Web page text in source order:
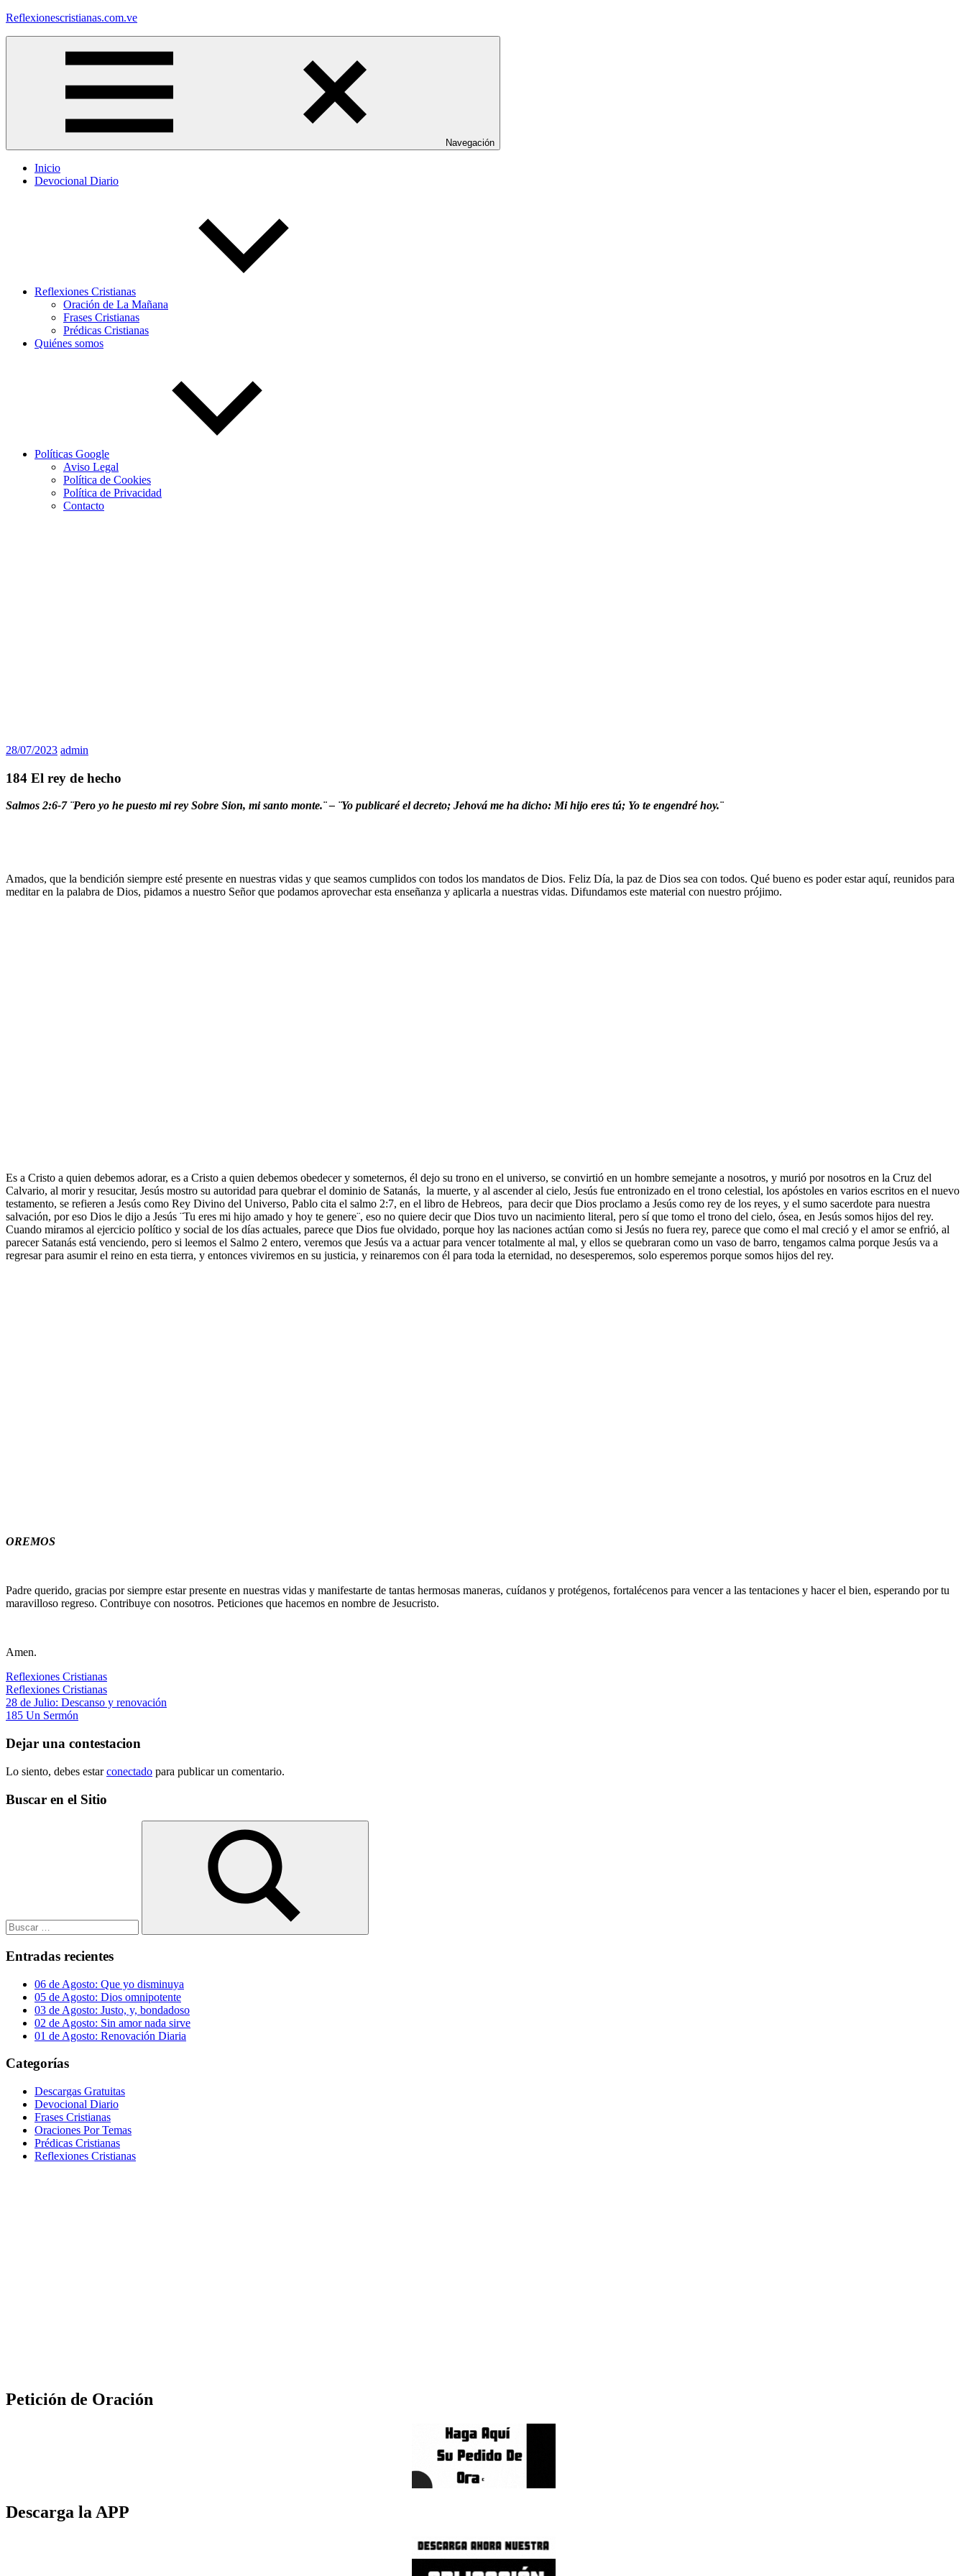
Saltar
Reflexionescristianas.com.ve
Navegación
Inicio
Devocional Diario
Reflexiones Cristianas
Oración de La Mañana
Frases Cristianas
Prédicas Cristianas
Quiénes somos
Políticas Google
Aviso Legal
Política de Cookies
Política de Privacidad
Contacto
28/07/2023 admin
184 El rey de hecho
Salmos 2:6-7 ¨Pero yo he puesto mi rey Sobre Sion, mi santo monte.¨ – ¨Yo publicaré el decreto; Jehová me ha dicho: Mi hijo eres tú; Yo te engendré hoy.¨
Amados, que la bendición siempre esté presente en nuestras vidas y que seamos cumplidos con todos los mandatos de Dios. Feliz Día, la paz de Dios sea con todos. Qué bueno es poder estar aquí, reunidos para
meditar en la palabra de Dios, pidamos a nuestro Señor que podamos aprovechar esta enseñanza y aplicarla a nuestras vidas. Difundamos este material con nuestro prójimo.
Es a Cristo a quien debemos adorar, es a Cristo a quien debemos obedecer y someternos, él dejo su trono en el universo, se convirtió en un hombre semejante a nosotros, y murió por nosotros en la Cruz del
Calvario, al morir y resucitar, Jesús mostro su autoridad para quebrar el dominio de Satanás, la muerte, y al ascender al cielo, Jesús fue entronizado en el trono celestial, los apóstoles en varios escritos en el nuevo
testamento, se refieren a Jesús como Rey Divino del Universo, Pablo cita el salmo 2:7, en el libro de Hebreos, para decir que Dios proclamo a Jesús como rey de los reyes, y el sumo sacerdote para nuestra
salvación, por eso Dios le dijo a Jesús ¨Tu eres mi hijo amado y hoy te genere¨, eso no quiere decir que Dios tuvo un nacimiento literal, pero sí que tomo el trono del cielo, ósea, en Jesús somos hijos del rey.
Cuando miramos al ejercicio político y social de los días actuales, parece que Dios fue olvidado, porque hoy las naciones actúan como si Jesús no fuera rey, parece que como el mal creció y el amor se enfrió, al
parecer Satanás está venciendo, pero si leemos el Salmo 2 entero, veremos que Jesús va a actuar para vencer totalmente al mal, y ellos se quebraran como un vaso de barro, tengamos calma porque Jesús va a
regresar para asumir el reino en esta tierra, y entonces viviremos en su justicia, y reinaremos con él para toda la eternidad, no desesperemos, solo esperemos porque somos hijos del rey.
OREMOS
Padre querido, gracias por siempre estar presente en nuestras vidas y manifestarte de tantas hermosas maneras, cuídanos y protégenos, fortalécenos para vencer a las tentaciones y hacer el bien, esperando por tu
maravilloso regreso. Contribuye con nosotros. Peticiones que hacemos en nombre de Jesucristo.
Amen.
Reflexiones Cristianas
Reflexiones Cristianas
Navegación
de
entradas
Entrada
anterior:
28 de Julio: Descanso y renovación
Siguiente
185 Un Sermón
Dejar una contestacion
Lo siento, debes estarconectado para publicar un comentario.
Buscar en el Sitio
Buscar
Entradas recientes
06 de Agosto: Que yo disminuya
05 de Agosto: Dios omnipotente
03 de Agosto: Justo, y, bondadoso
02 de Agosto: Sin amor nada sirve
01 de Agosto: Renovación Diaria
Categorías
Descargas Gratuitas
Devocional Diario
Frases Cristianas
Oraciones Por Temas
Prédicas Cristianas
Reflexiones Cristianas
Petición de Oración
Descarga la APP